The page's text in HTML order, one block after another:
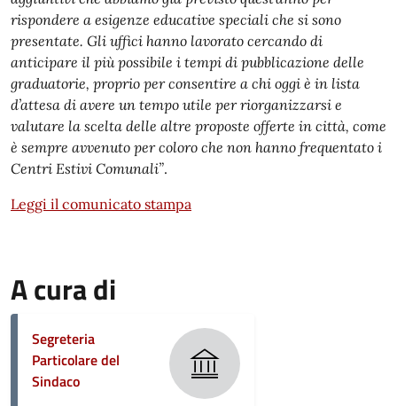
rispondere a esigenze educative speciali che si sono
presentate. Gli uffici hanno lavorato cercando di
anticipare il più possibile i tempi di pubblicazione delle
graduatorie, proprio per consentire a chi oggi è in lista
d’attesa di avere un tempo utile per riorganizzarsi e
valutare la scelta delle altre proposte offerte in città, come
è sempre avvenuto per coloro che non hanno frequentato i
Centri Estivi Comunali”.
Leggi il comunicato stampa
A cura di
Segreteria
Particolare del
Sindaco